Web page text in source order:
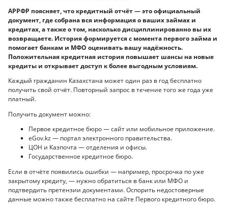
АРРФР поясняет, что кредитный отчёт — это официальный
документ, где собрана вся информация о ваших займах и
кредитах, а также о том, насколько дисциплинированно вы их
возвращаете. История формируется с момента первого займа и
помогает банкам и МФО оценивать вашу надёжность.
Положительная кредитная история повышает шансы на новые
кредиты и открывает доступ к более выгодным условиям.
Каждый гражданин Казахстана может один раз в год бесплатно
получить свой отчёт. Повторный запрос в течение того же года уже
платный.
Получить документ можно:
Первое кредитное бюро — сайт или мобильное приложение.
eGov.kz — портал электронного правительства.
ЦОН и Казпочта — отделения и офисы.
Государственное кредитное бюро.
Если в отчёте появились ошибки — например, просрочка по уже
закрытому кредиту, — нужно обратиться в банк или МФО и
подтвердить претензии документами. Оспорить недостоверные
данные можно также бесплатно на сайте Первого кредитного бюро.